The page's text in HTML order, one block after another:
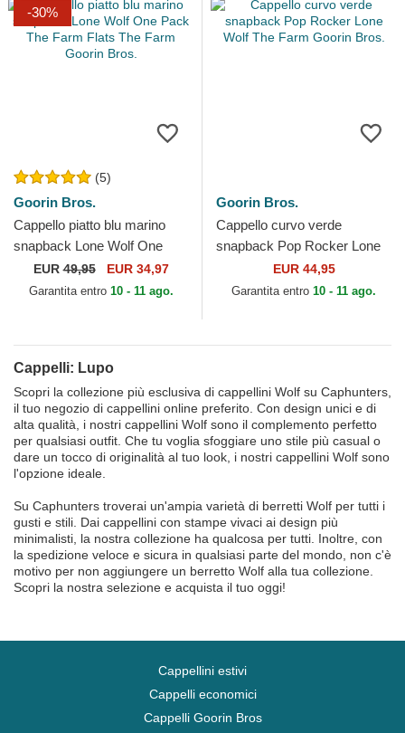
-30%
(5)
Goorin Bros.
Cappello piatto blu marino
snapback Lone Wolf One
Pack The Farm Flats The
Farm Goorin Bros.
EUR49,95 EUR 34,97
Garantita entro 10 - 11 ago.
Goorin Bros.
Cappello curvo verde
snapback Pop Rocker Lone
Wolf The Farm Goorin Bros.
EUR 44,95
Garantita entro 10 - 11 ago.
Cappelli: Lupo
Scopri la collezione più esclusiva di cappellini Wolf su Caphunters,
il tuo negozio di cappellini online preferito. Con design unici e di
alta qualità, i nostri cappellini Wolf sono il complemento perfetto
per qualsiasi outfit. Che tu voglia sfoggiare uno stile più casual o
dare un tocco di originalità al tuo look, i nostri cappellini Wolf sono
l'opzione ideale.
Su Caphunters troverai un'ampia varietà di berretti Wolf per tutti i
gusti e stili. Dai cappellini con stampe vivaci ai design più
minimalisti, la nostra collezione ha qualcosa per tutti. Inoltre, con
la spedizione veloce e sicura in qualsiasi parte del mondo, non c'è
motivo per non aggiungere un berretto Wolf alla tua collezione.
Scopri la nostra selezione e acquista il tuo oggi!
Cappellini estivi
Cappelli economici
Cappelli Goorin Bros